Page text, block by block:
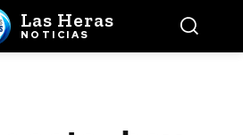
Las Heras
NOTICIAS